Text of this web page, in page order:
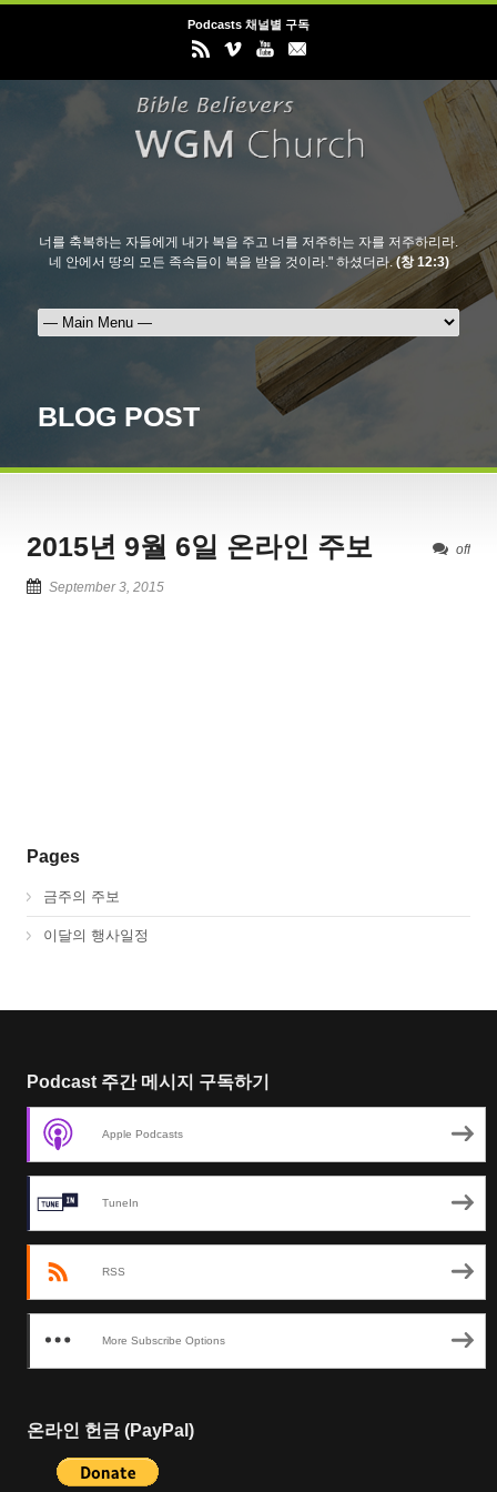
Podcasts 채널별 구독
너를 축복하는 자들에게 내가 복을 주고 너를 저주하는 자를 저주하리라.
네 안에서 땅의 모든 족속들이 복을 받을 것이라." 하셨더라.(창 12:3)
BLOG POST
off
2015년 9월 6일 온라인 주보
September 3, 2015
Pages
금주의 주보
이달의 행사일정
Podcast 주간 메시지 구독하기
Apple Podcasts
TuneIn
RSS
More Subscribe Options
온라인 헌금 (PayPal)